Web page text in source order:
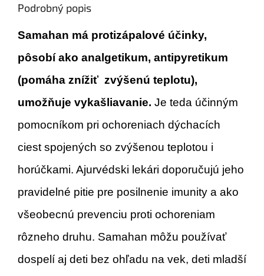
Podrobný popis
Samahan má protizápalové účinky,
pôsobí ako analgetikum, antipyretikum
(pomáha znížiť zvýšenú teplotu),
umožňuje vykašliavanie. Je teda účinným
pomocníkom pri ochoreniach dýchacích
ciest spojených so zvýšenou teplotou i
horúčkami. Ajurvédski lekári doporučujú jeho
pravidelné pitie pre posilnenie imunity a ako
všeobecnú prevenciu proti ochoreniam
rôzneho druhu. Samahan môžu používať
dospelí aj deti bez ohľadu na vek, deti mladší